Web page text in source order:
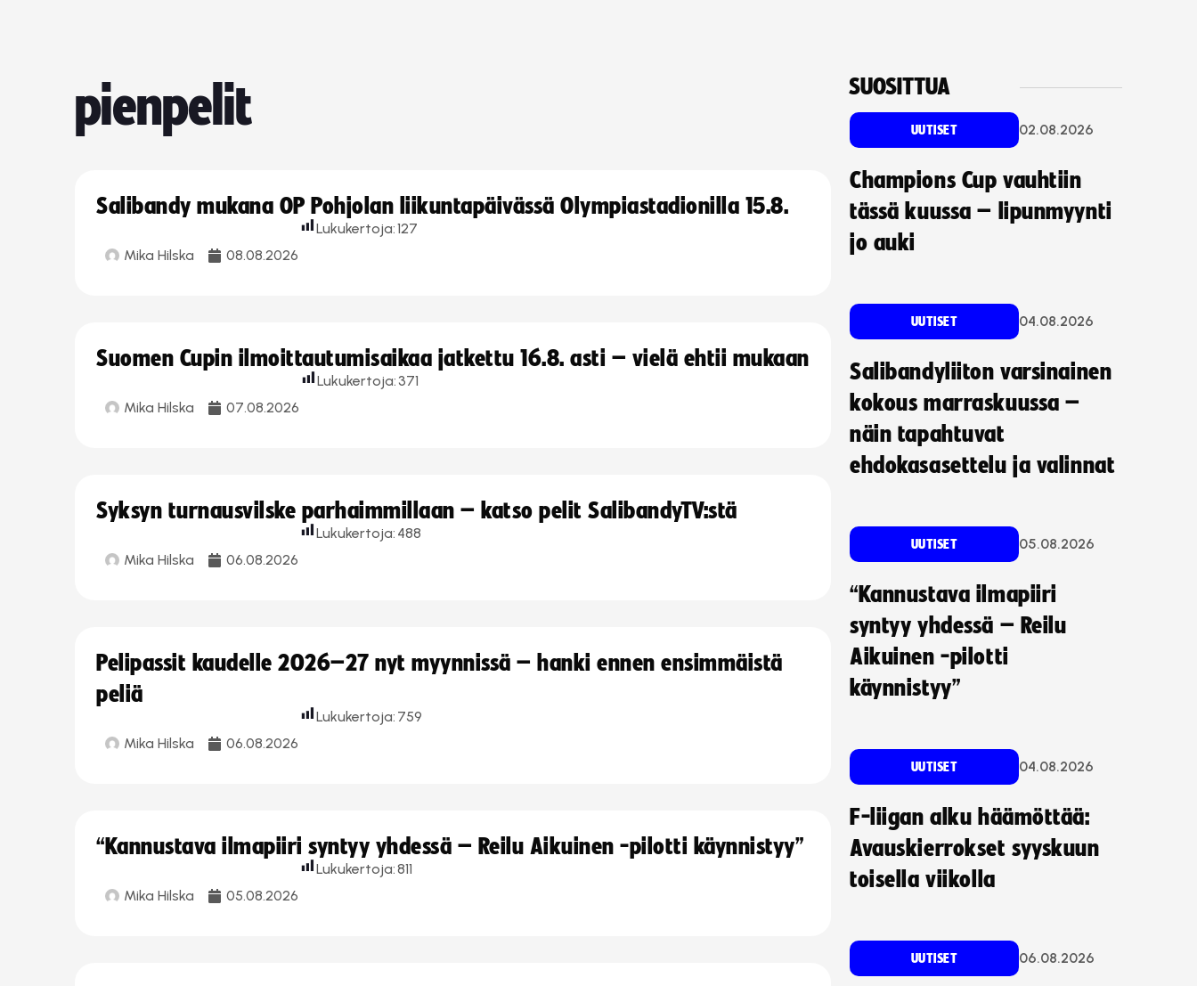
pienpelit
Salibandy mukana OP Pohjolan liikuntapäivässä Olympiastadionilla 15.8.
Mika Hilska 08.08.2026
Lukukertoja:127
Suomen Cupin ilmoittautumisaikaa jatkettu 16.8. asti – vielä ehtii mukaan
Mika Hilska 07.08.2026
Lukukertoja: 371
Syksyn turnausvilske parhaimmillaan – katso pelit SalibandyTV:stä
Mika Hilska 06.08.2026
Lukukertoja: 488
Pelipassit kaudelle 2026–27 nyt myynnissä – hanki ennen ensimmäistä
peliä
Mika Hilska 06.08.2026
Lukukertoja: 759
“Kannustava ilmapiiri syntyy yhdessä – Reilu Aikuinen -pilotti käynnistyy”
Mika Hilska 05.08.2026
Lukukertoja:811
SUOSITTUA
UUTISET 02.08.2026
Champions Cup vauhtiin
tässä kuussa – lipunmyynti
jo auki
UUTISET 04.08.2026
Salibandyliiton varsinainen
kokous marraskuussa –
näin tapahtuvat
ehdokasasettelu ja valinnat
UUTISET 05.08.2026
“Kannustava ilmapiiri
syntyy yhdessä – Reilu
Aikuinen -pilotti
käynnistyy”
UUTISET 04.08.2026
F-liigan alku häämöttää:
Avauskierrokset syyskuun
toisella viikolla
UUTISET 06.08.2026